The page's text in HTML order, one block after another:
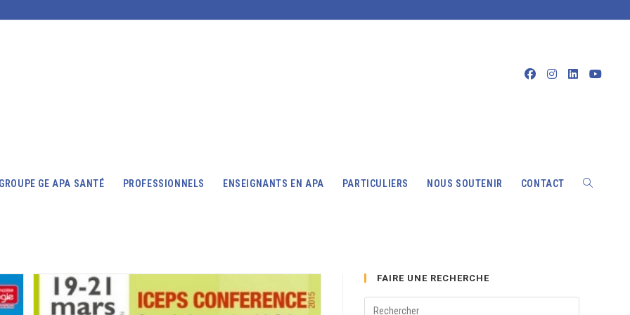
GROUPE GE APA SANTÉ PROFESSIONNELS ENSEIGNANTS EN APA PARTICULIERS NOUS SOUTENIR CONTACT TOGGLE
FAIRE UNE RECHERCHE